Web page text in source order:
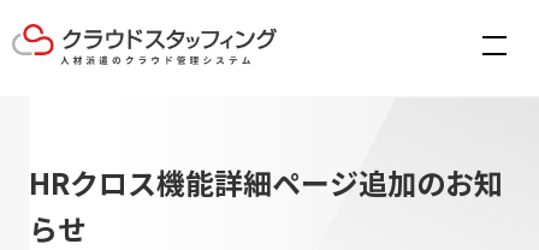
HRクロス機能詳細ページ追加のお知
らせ